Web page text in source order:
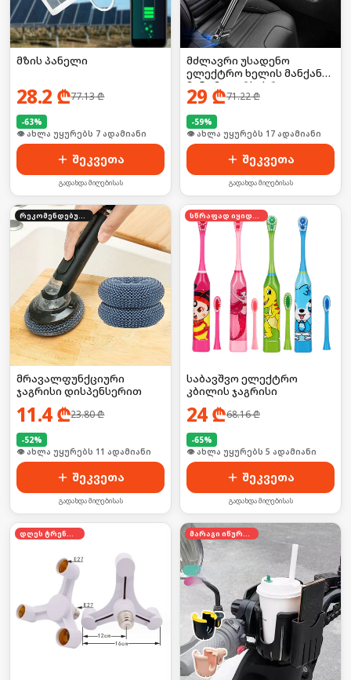
მზის პანელი
28.2 ₾77.13₾
-63%
🛒 ბოლო 24სთ-ში იყიდა 10-მა
შეკვეთა
გადახდა მიღებისას
მძლავრი უსადენო
ელექტრო ხელის მანქანის
მინი მტვერსასრუტი +
ჰაერის დაბერვის ფუნქცია
29 ₾71.22₾
-59%
🛒 ბოლო 24სთ-ში იყიდა 27-მა
შეკვეთა
გადახდა მიღებისას
რეკომენდებული
მრავალფუნქციური
ჯაგრისი დისპენსერით
11.4₾23.80₾
-52%
🛒 ბოლო 24სთ-ში იყიდა 20-მა
შეკვეთა
გადახდა მიღებისას
სწრაფად იყიდება
საბავშვო ელექტრო
კბილის ჯაგრისი
24₾68.16₾
-65%
🛒 ბოლო 24სთ-ში იყიდა 8-მა
შეკვეთა
გადახდა მიღებისას
დღეს ტრენდში მარაგი იწურება